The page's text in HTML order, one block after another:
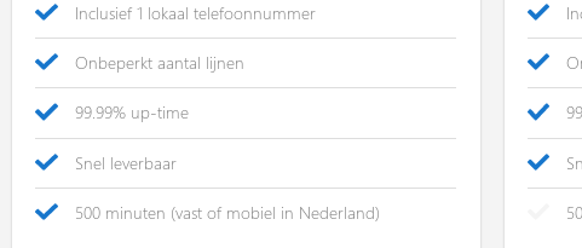
Inclusief 1 lokaal telefoonnummer
Onbeperkt aantal lijnen
99.99% up-time
Snel leverbaar
500 minuten (vast of mobiel in Nederland)